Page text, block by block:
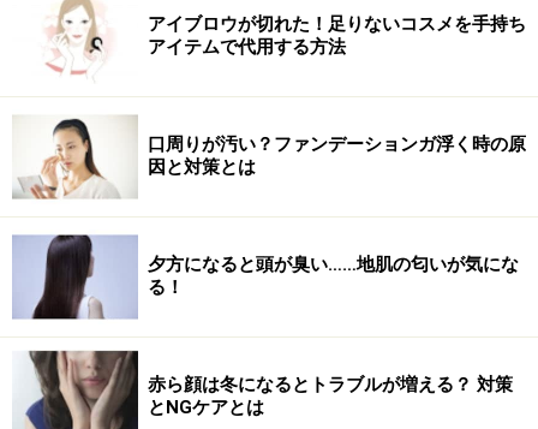
息を吐きながらグーッとお腹をひねり、右手を左足首に
ゆっくりと近づけます。このとき、指先はなるべく遠く
を通るようにして、背中が丸まらないようにしましょ
う。
右手が左足のつま先まで来たら、５秒キープしましょ
う。この時、骨盤が後ろに倒れて、背中が丸まらないよ
アイブロウが切れた！足りないコスメを手持ち
アイテムで代用する方法
口周りが汚い？ファンデーションガ浮く時の原
因と対策とは
夕方になると頭が臭い……地肌の匂いが気にな
る！
赤ら顔は冬になるとトラブルが増える？ 対策
とNGケアとは